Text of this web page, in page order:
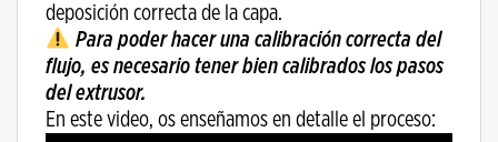
deposición correcta de la capa.
Para poder hacer una calibración correcta del
flujo, es necesario tener bien calibrados los pasos
del extrusor.
En este video, os enseñamos en detalle el proceso: